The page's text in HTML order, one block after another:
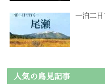
一泊二
人気の鳥見記事